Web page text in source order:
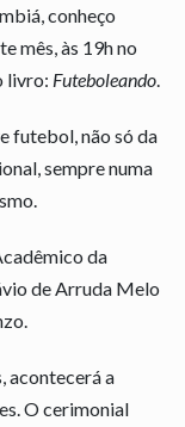
conheço
mês, às 19h no
livro: Futeboleando
futebol, não só da
sempre numa
da
de Arruda Melo
acontecerá a
O cerimonial